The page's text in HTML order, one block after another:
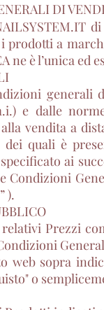
DI
prodotti a
ne è l’unica ed
generali
e dalle
vendita a
dei quali è
ai
Condizioni
).
Prezzi
web sopra
o